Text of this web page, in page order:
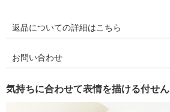
返品についての詳細はこちら
お問い合わせ
気持ちに合わせて表情を描ける付せん